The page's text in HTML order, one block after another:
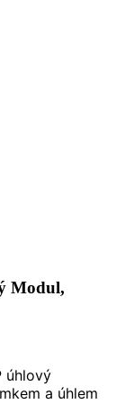
Modul,
úhlový
a úhlem